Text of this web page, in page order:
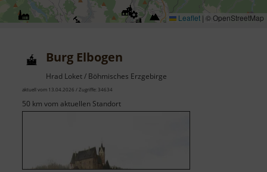
Leaflet | © OpenStreetMap
Burg Elbogen
Hrad Loket / Böhmisches Erzgebirge
aktuell vom 13.04.2026 / Zugriffe: 34634
50 km vom aktuellen Standort